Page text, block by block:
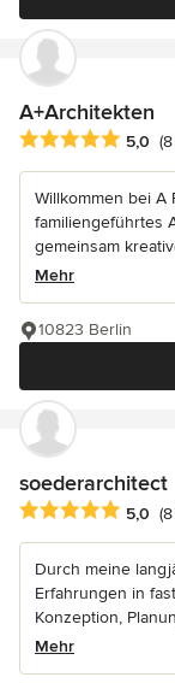
A+Architekten
Durchschnittliche
5,0
Willkommen bei A
familiengeführtes
gemeinsam
Mehr
10823 Berlin
soederarchitect
Durchschnittliche
5,0
Durch meine
Erfahrungen in
Konzeption,
Mehr